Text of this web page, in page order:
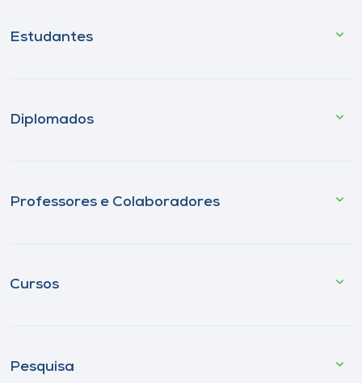
Estudantes
Diplomados
Professores e Colaboradores
Cursos
Pesquisa